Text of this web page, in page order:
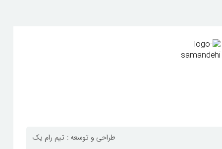
تیم رام یک طراحی و توسعه :